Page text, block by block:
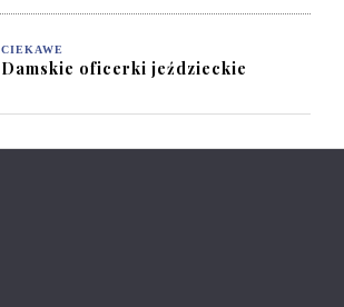
CIEKAWE
Damskie oficerki jeździeckie